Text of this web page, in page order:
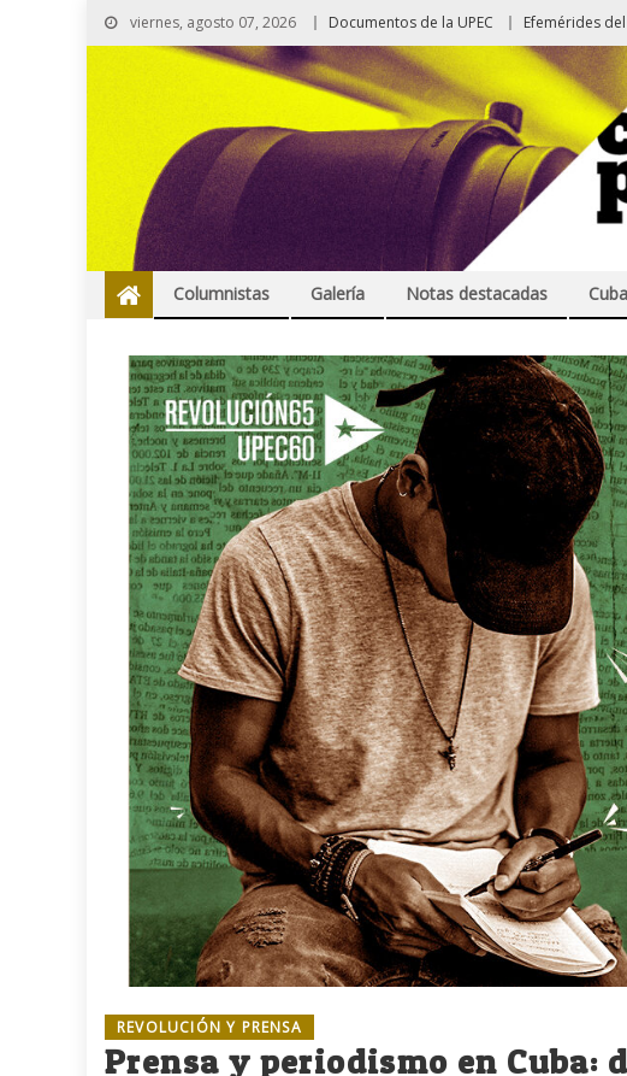
viernes, agosto 07, 2026 Documentos de la UPEC Efemérides
Columnistas Galería Notas destacadas
REVOLUCIÓN Y PRENSA
Prensa y periodismo en Cuba: